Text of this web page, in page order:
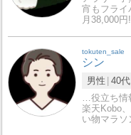
宵もフライ
月38,000
tokuten_sale
シン
男性 40代
…役立ち情
楽天Kobo
い物マラ